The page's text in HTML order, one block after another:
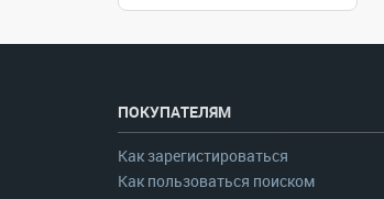
ПОКУПАТЕЛЯМ
Как зарегистироваться
Как пользоваться поиском